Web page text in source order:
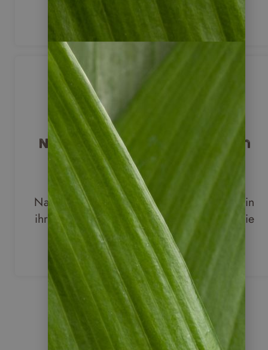
jederzeit zur Seite.
Natur erleben und Menschen
begegnen
Entdecken Sie beeindruckende
Naturlandschaften, beobachten Sie Tiere in
ihrer natürlichen Umgebung und lernen Sie
die Menschen vor Ort kennen.